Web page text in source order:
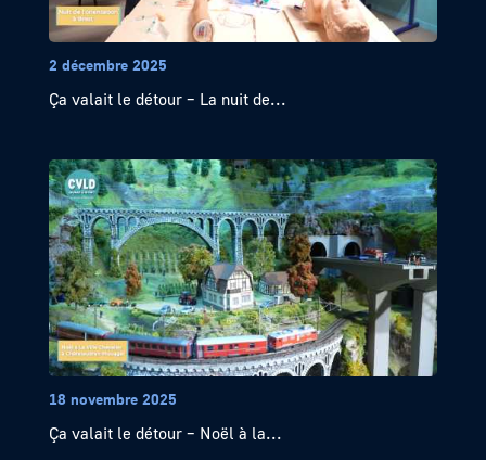
2 décembre 2025
Ça valait le détour – La nuit de...
18 novembre 2025
Ça valait le détour – Noël à la...